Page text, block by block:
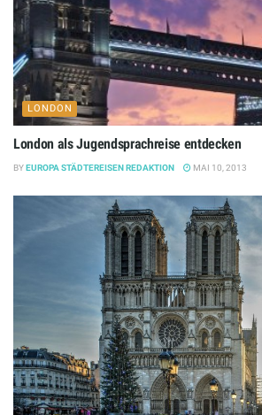
LONDON
London als Jugendsprachreise entdecken
BYEUROPA STÄDTEREISEN REDAKTION MAI 10, 2013